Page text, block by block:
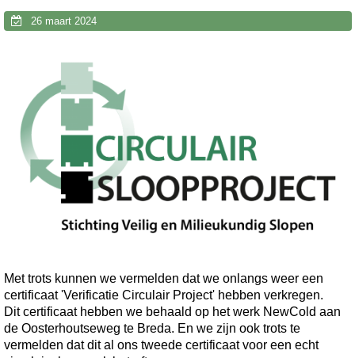
26 maart 2024
Met trots kunnen we vermelden dat we onlangs weer een
certificaat 'Verificatie Circulair Project' hebben verkregen.
Dit certificaat hebben we behaald op het werk NewCold aan
de Oosterhoutseweg te Breda. En we zijn ook trots te
vermelden dat dit al ons tweede certificaat voor een echt